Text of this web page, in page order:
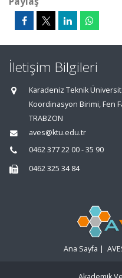
İletişim Bilgileri
Karadeniz Teknik
Koordinasyon Birimi, Fen
TRABZON
aves@ktu.edu.tr
0462 377 22 00 - 35 90
0462 325 34 84
Ana Sayfa |